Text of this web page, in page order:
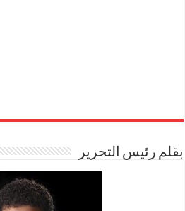
بقلم رئيس التحرير